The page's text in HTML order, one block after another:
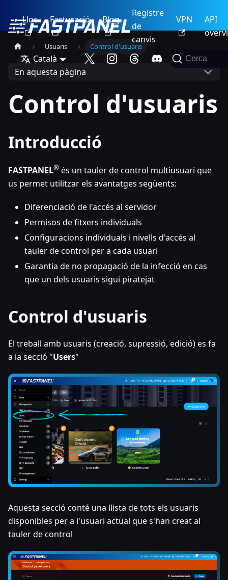
Lloc Facturació Blog
Registre
de
canvis
VPN
API
Català Cerca
Usuaris Control d'usuaris
En aquesta pàgina
Control d'usuaris
Introducció
FASTPANEL® és un tauler de control multiusuari que
us permet utilitzar els avantatges següents:
Diferenciació de l'accés al servidor
Permisos de fitxers individuals
Configuracions individuals i nivells d'accés al
tauler de control per a cada usuari
Garantia de no propagació de la infecció en cas
que un dels usuaris sigui piratejat
Control d'usuaris
El treball amb usuaris (creació, supressió, edició) es fa
a la secció "Users"
Aquesta secció conté una llista de tots els usuaris
disponibles per a l'usuari actual que s'han creat al
tauler de control